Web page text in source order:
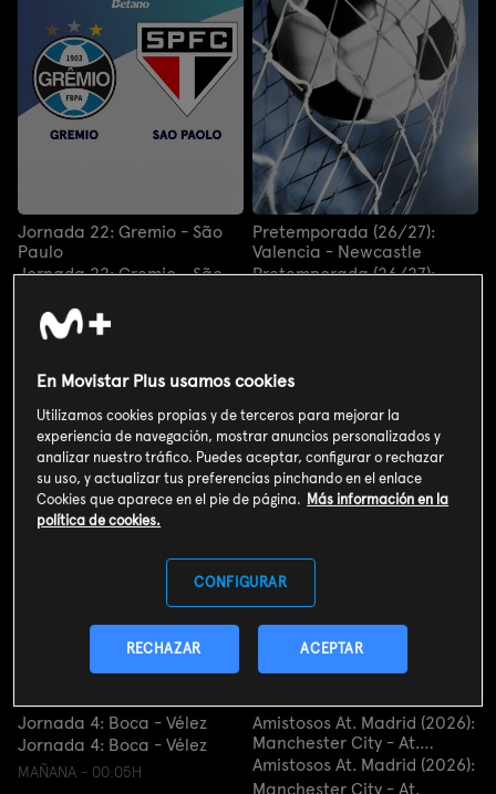
Jornada 22: Gremio - São
Paulo
Jornada 22: Gremio - São
HOY - 20:55H
Pretemporada (26/27):
Valencia - Newcastle
Pretemporada (26/27):
Jornada 4: Boca - Vélez
Jornada 4: Boca - Vélez
MAÑANA - 00:05H
Amistosos At. Madrid (2026):
Manchester City - At.
Madrid
Amistosos At. Madrid (2026):
Manchester City - At.
En Movistar Plus usamos cookies
Utilizamos cookies propias y de terceros para mejorar la
experiencia de navegación, mostrar anuncios personalizados y
analizar nuestro tráfico. Puedes aceptar, configurar o rechazar
su uso, y actualizar tus preferencias pinchando en el enlace
Cookies que aparece en el pie de página. Más información en la
política de cookies.
CONFIGURAR
RECHAZAR ACEPTAR